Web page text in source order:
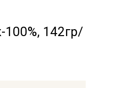
142гр/